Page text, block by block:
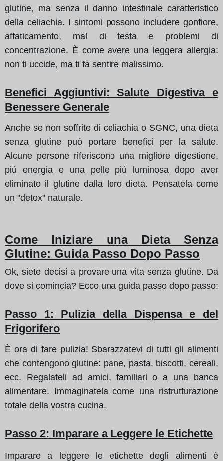
glutine, ma senza il danno intestinale caratteristico
della celiachia. I sintomi possono includere gonfiore,
affaticamento, mal di testa e problemi di
concentrazione. È come avere una leggera allergia:
non ti uccide, ma ti fa sentire malissimo.
Benefici Aggiuntivi: Salute Digestiva e
Benessere Generale
Anche se non soffrite di celiachia o SGNC, una dieta
senza glutine può portare benefici per la salute.
Alcune persone riferiscono una migliore digestione,
più energia e una pelle più luminosa dopo aver
eliminato il glutine dalla loro dieta. Pensatela come
un "detox" naturale.
Come Iniziare una Dieta Senza
Glutine: Guida Passo Dopo Passo
Ok, siete decisi a provare una vita senza glutine. Da
dove si comincia? Ecco una guida passo dopo passo:
Passo 1: Pulizia della Dispensa e del
Frigorifero
È ora di fare pulizia! Sbarazzatevi di tutti gli alimenti
che contengono glutine: pane, pasta, biscotti, cereali,
ecc. Regalateli ad amici, familiari o a una banca
alimentare. Immaginatela come una ristrutturazione
totale della vostra cucina.
Passo 2: Imparare a Leggere le Etichette
Imparare a leggere le etichette degli alimenti è